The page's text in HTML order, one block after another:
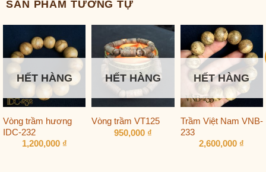
SẢN PHẨM TƯƠNG TỰ
HẾT HÀNG
Vòng trầm hương
IDC-232
1,200,000 ₫
HẾT HÀNG
Vòng trầm VT125
950,000 ₫
HẾT HÀNG
Trầm Việt Nam VNB-
233
2,600,000 ₫